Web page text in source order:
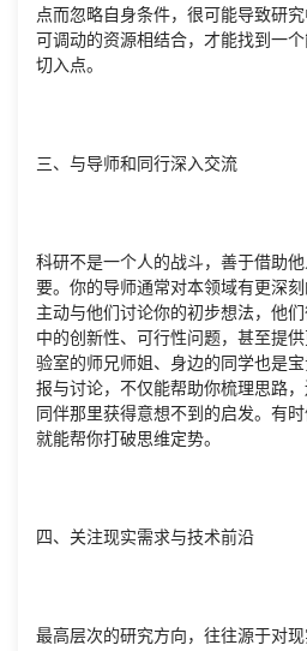
点而忽略自身条件，很可能导致研
可调动的资源相结合，才能找到一
切入点。
三、与导师和同行深入交流
科研不是一个人的战斗，善于借助
要。你的导师通常对本领域有更深刻
主动与他们讨论你的初步想法，他
中的创新性、可行性问题，甚至提
验室的师兄师姐、身边的同学也是
报与讨论，不仅能帮助你梳理思路
同伴那里获得意想不到的启发。有
就能帮你打破思维定势。
四、关注现实需求与技术前沿
最高层次的研究方向，往往源于对